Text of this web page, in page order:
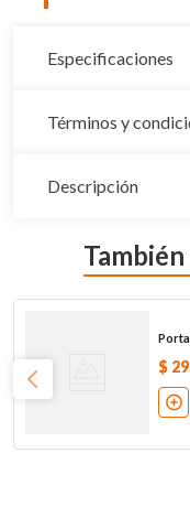
Especificaciones
Términos y
Descripción
$ 29